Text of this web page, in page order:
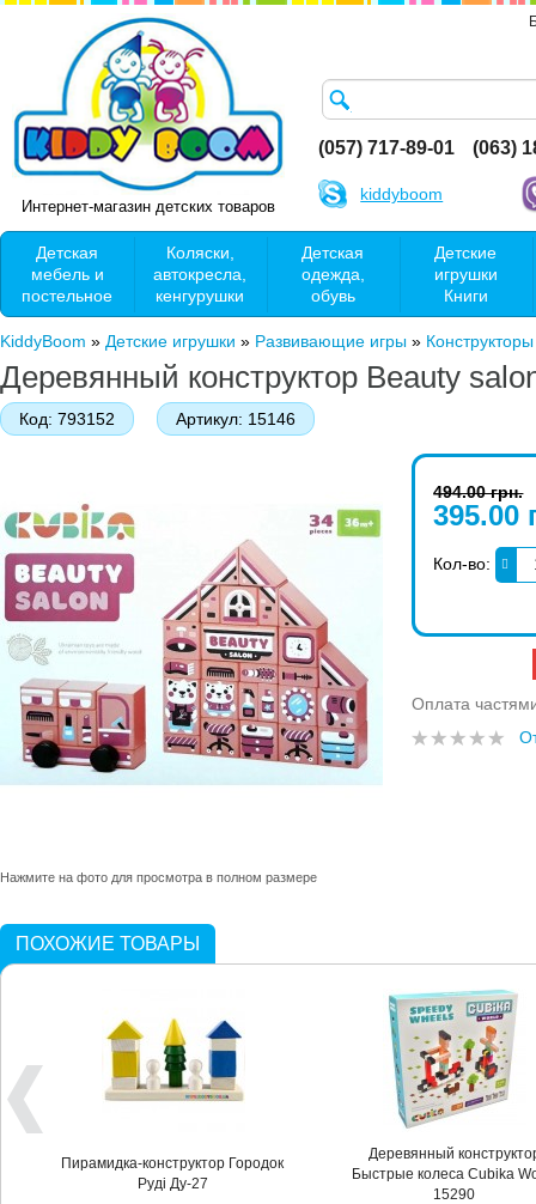
Интернет-магазин детских товаров
(057) 717-89-01 (063)
kiddyboom
Детская
мебель и
постельное
Коляски,
автокресла,
кенгурушки
Детская
одежда,
обувь
Детские
игрушки
Книги
KiddyBoom » Детские игрушки » Развивающие игры » Конструкторы
Деревянный конструктор Beauty
Код: 793152 Артикул: 15146
Нажмите на фото для просмотра в полном размере
494.00 грн.
395.00
Кол-во:
Оплата
ПОХОЖИЕ ТОВАРЫ
Пирамидка-конструктор Городок
Руді Ду-27
Деревянный
Быстрые колеса Cubika
15290